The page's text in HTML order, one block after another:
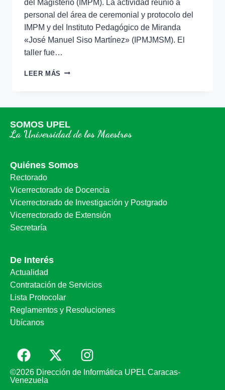
del Magisterio (IMPM). La actividad reunió a
personal del área de ceremonial y protocolo del
IMPM y del Instituto Pedagógico de Miranda
«José Manuel Siso Martínez» (IPMJMSM). El
taller fue…
LEER MÁS
SOMOS UPEL
La Universidad de los Maestros
Quiénes Somos
Rectorado
Vicerrectorado de Docencia
Vicerrectorado de Investigación y Postgrado
Vicerrectorado de Extensión
Secretaría
De Interés
Actualidad
Contratación de Servicios
Lista Protocolar
Reglamentos y Resoluciones
Ubícanos
©2026 Dirección de Informática UPEL Caracas-
Venezuela